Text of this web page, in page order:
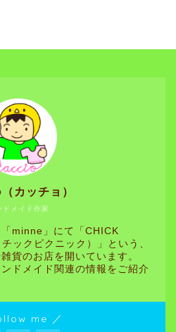
ドメイド作家
カッチョ）
minne」にて「CHICK
ックピクニック）」という、
貨のお店を開いています。
ドメイド関連の情報をご紹介
me ／